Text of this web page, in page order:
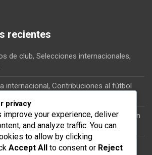
recientes
de club, Selecciones internacionales,
internacional, Contribuciones al fútbol
internacional, Impacto en la selección
Papel en la selección nacional, Partidos
privacy
improve your experience, deliver
and analyze traffic. You can
to allow by clicking
Accept All to consent or Reject